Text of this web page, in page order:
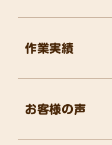
作業実績
お客様の声